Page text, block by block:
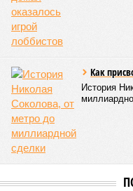
Как
История